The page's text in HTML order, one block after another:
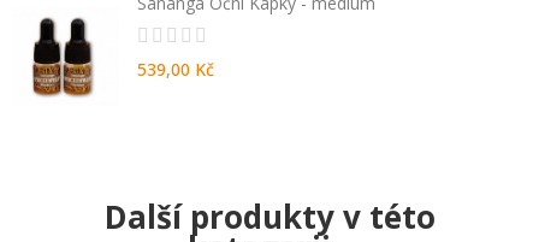
539,00 Kč
Další produkty v této